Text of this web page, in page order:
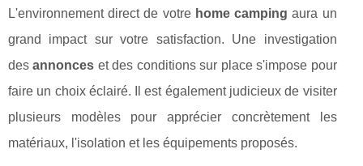
L'environnement direct de votre home camping aura un
grand impact sur votre satisfaction. Une investigation
desannonces et des conditions sur place s'impose pour
faire un choix éclairé. Il est également judicieux de visiter
plusieurs modèles pour apprécier concrètement les
matériaux, l'isolation et les équipements proposés.